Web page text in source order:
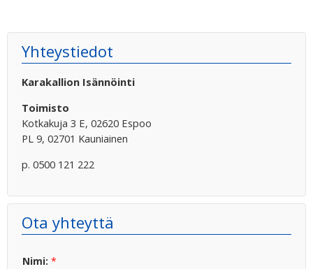
Yhteystiedot
Karakallion Isännöinti
Toimisto
Kotkakuja 3 E, 02620 Espoo
PL 9, 02701 Kauniainen
p. 0500 121 222
Ota yhteyttä
Nimi: *